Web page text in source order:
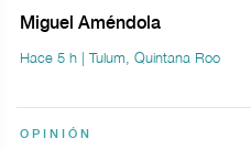
Miguel Améndola
Hace 5 h | Tulum, Quintana Roo
OPINIÓN